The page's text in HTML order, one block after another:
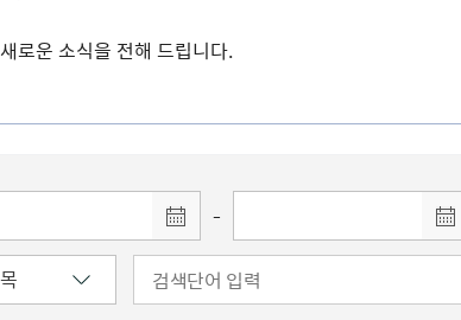
새로운 소식을 전해 드립니다.
-